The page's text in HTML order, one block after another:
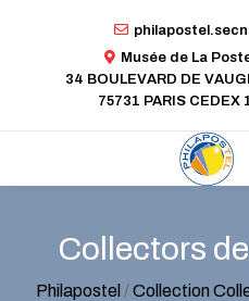
Musée de La
34 BOULEVARD DE
75731 PARIS CEDEX
Collectors
Philapostel /Collection